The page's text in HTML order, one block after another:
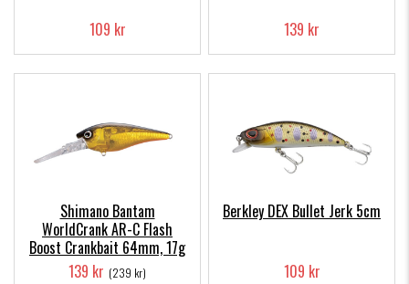
109 kr
139 kr
Shimano Bantam
WorldCrank AR-C Flash
Boost Crankbait 64mm, 17g
139 kr (239 kr)
Berkley DEX Bullet Jerk 5cm
109 kr